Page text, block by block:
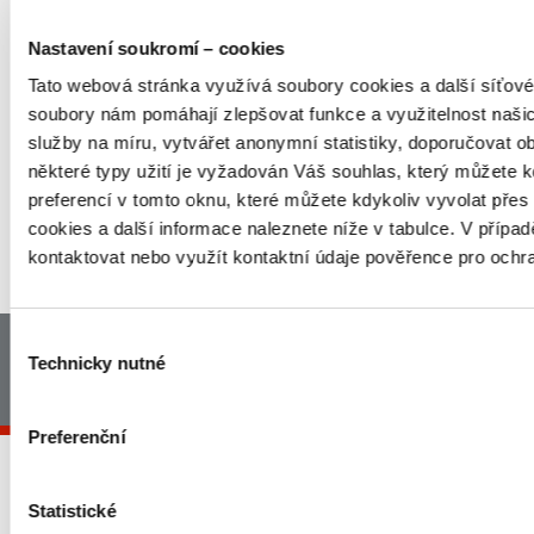
Nastavení soukromí – cookies
Tato webová stránka využívá soubory cookies a další
soubory nám pomáhají zlepšovat funkce a využitelnost
služby na míru, vytvářet anonymní statistiky, doporučovat
některé typy užití je vyžadován Váš souhlas, který můžete
preferencí v tomto oknu, které můžete kdykoliv vyvolat
cookies a další informace naleznete níže v tabulce. V
kontaktovat nebo využít kontaktní údaje pověřence pro
souhlasu
Technicky nutné
Preferenční
Statistické
UNIPETROL
Hlavni strana Mapa stranek
Zásady ochrany osobních údajů